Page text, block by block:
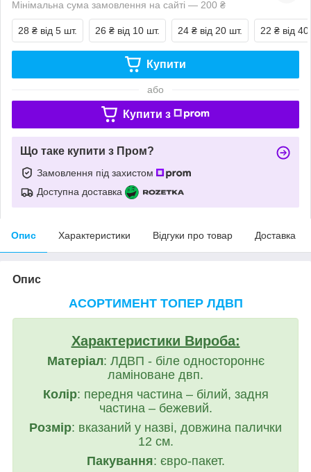
Мінімальна сума замовлення на сайті — 200 ₴
28 ₴ від 5 шт. 26 ₴ від 10 шт. 24 ₴ від 20 шт. 22 ₴ від
Купити
або
Купити з
Що таке купити з Пром?
Замовлення під захистом
Доступна доставка
Опис Характеристики Відгуки про товар Доставка
Опис
АСОРТИМЕНТ ТОПЕР ЛДВП
Характеристики Вироба:
Матеріал: ЛДВП - біле одностороннє
ламіноване двп.
Колір: передня частина – білий, задня
частина – бежевий.
Розмір: вказаний у назві, довжина палички
12 см.
Пакування: євро-пакет.